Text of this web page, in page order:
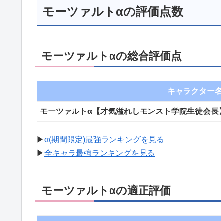
モーツァルトαの評価点数
モーツァルトαの総合評価点
キャラクター名
モーツァルトα【才気溢れしモンスト学院生徒会長
▶︎α(期間限定)最強ランキングを見る
▶︎全キャラ最強ランキングを見る
モーツァルトαの適正評価